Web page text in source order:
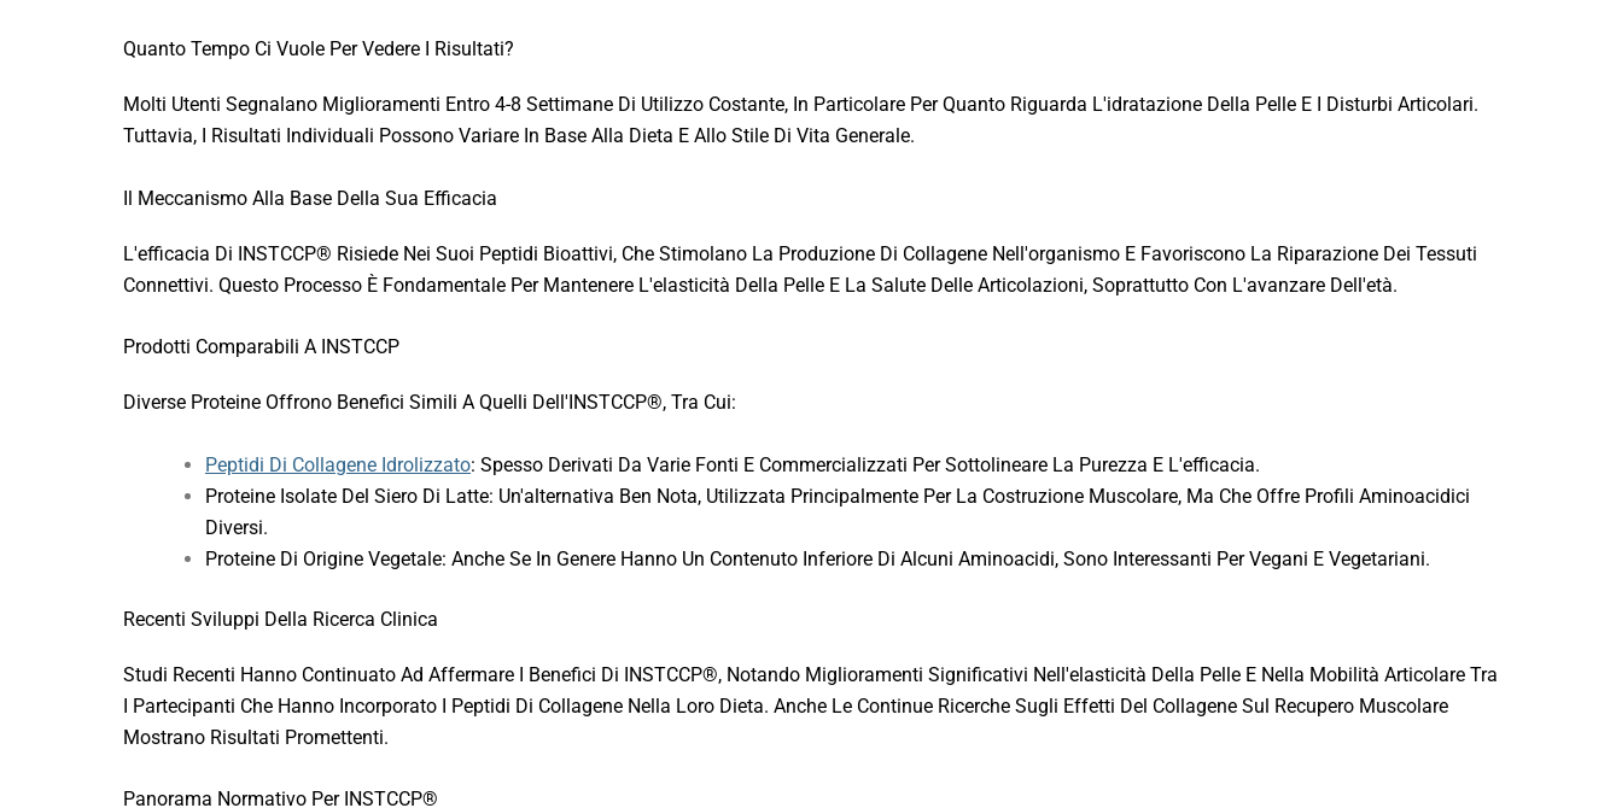
Quanto Tempo Ci Vuole Per Vedere I Risultati?
Molti Utenti Segnalano Miglioramenti Entro 4-8 Settimane Di Utilizzo Costante, In Particolare Per Quanto Riguarda L'idratazione Della Pelle E I Disturbi Articolari.
Tuttavia, I Risultati Individuali Possono Variare In Base Alla Dieta E Allo Stile Di Vita Generale.
Il Meccanismo Alla Base Della Sua Efficacia
L'efficacia Di INSTCCP® Risiede Nei Suoi Peptidi Bioattivi, Che Stimolano La Produzione Di Collagene Nell'organismo E Favoriscono La Riparazione Dei Tessuti
Connettivi. Questo Processo È Fondamentale Per Mantenere L'elasticità Della Pelle E La Salute Delle Articolazioni, Soprattutto Con L'avanzare Dell'età.
Prodotti Comparabili A INSTCCP
Diverse Proteine Offrono Benefici Simili A Quelli Dell'INSTCCP®, Tra Cui:
Peptidi Di Collagene Idrolizzato: Spesso Derivati Da Varie Fonti E Commercializzati Per Sottolineare La Purezza E L'efficacia.
Proteine Isolate Del Siero Di Latte: Un'alternativa Ben Nota, Utilizzata Principalmente Per La Costruzione Muscolare, Ma Che Offre Profili Aminoacidici
Diversi.
Proteine Di Origine Vegetale: Anche Se In Genere Hanno Un Contenuto Inferiore Di Alcuni Aminoacidi, Sono Interessanti Per Vegani E Vegetariani.
Recenti Sviluppi Della Ricerca Clinica
Studi Recenti Hanno Continuato Ad Affermare I Benefici Di INSTCCP®, Notando Miglioramenti Significativi Nell'elasticità Della Pelle E Nella Mobilità Articolare Tra
I Partecipanti Che Hanno Incorporato I Peptidi Di Collagene Nella Loro Dieta. Anche Le Continue Ricerche Sugli Effetti Del Collagene Sul Recupero Muscolare
Mostrano Risultati Promettenti.
Panorama Normativo Per INSTCCP®